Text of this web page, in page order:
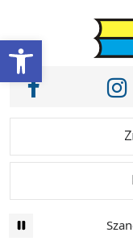
Otwórz
Main
Nasze media
Facebook